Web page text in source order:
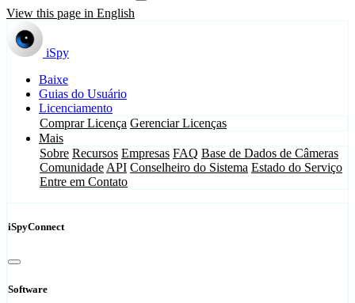
View this page in English
iSpy
Baixe
Guias do Usuário
Licenciamento
Comprar Licença Gerenciar Licenças
Mais
Sobre Recursos Empresas FAQ Base de Dados de Câmeras
Comunidade API Conselheiro do Sistema Estado do Serviço
Entre em Contato
iSpyConnect
Software